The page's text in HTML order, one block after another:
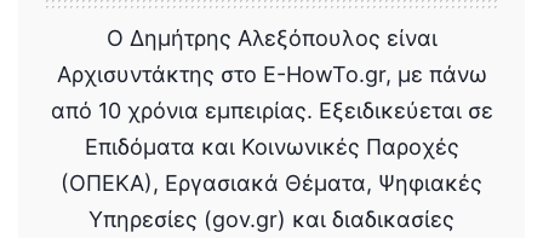
Ο Δημήτρης Αλεξόπουλος είναι
Αρχισυντάκτης στο E-HowTo.gr, με πάνω
από 10 χρόνια εμπειρίας. Εξειδικεύεται σε
Επιδόματα και Κοινωνικές Παροχές
(ΟΠΕΚΑ), Εργασιακά Θέματα, Ψηφιακές
Υπηρεσίες (gov.gr) και διαδικασίες